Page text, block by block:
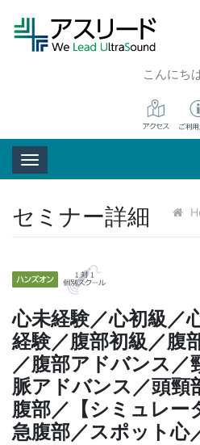
こんにち
Toggle navigation
セミナー詳細
心未経験／心初級／
経験／腹部初級／腹
／腹部アドバンス／
脈アドバンス／頭頸
腹部／【シミュレー
急腹部／スポット心